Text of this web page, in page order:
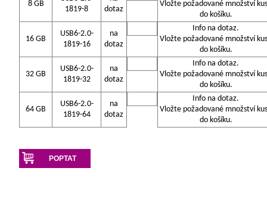
8 GB
1819-8
dotaz
Vložte požadované množství
do košíku.
16 GB
USB6-2.0-
1819-16
na
dotaz
Info na dotaz.
Vložte požadované množství
do košíku.
32 GB
USB6-2.0-
1819-32
na
dotaz
Info na dotaz.
Vložte požadované množství
do košíku.
64 GB
USB6-2.0-
1819-64
na
dotaz
Info na dotaz.
Vložte požadované množství
do košíku.
POPTAT